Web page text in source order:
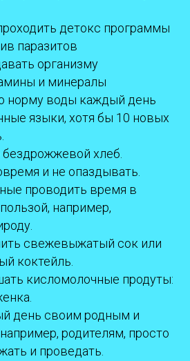
детокс программы
паразитов
организму
и минералы
норму воды каждый день
языки, хотя бы 10 новых
хлеб.
и не опаздывать.
проводить время в
например,
свежевыжатый сок или
коктейль.
кисломолочные продуты:
день своим родным и
родителям, просто
и проведать.